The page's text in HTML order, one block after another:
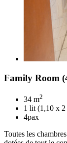
Family Room
34 m2
1 lit (1,10 x
4pax
Toutes les